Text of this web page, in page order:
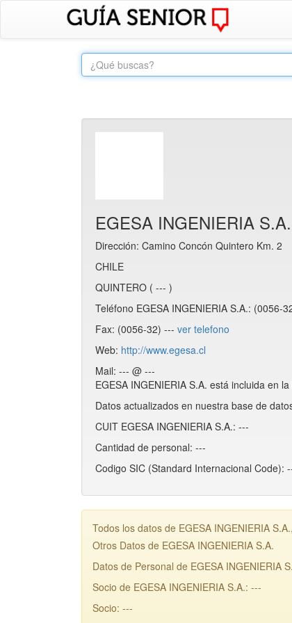
EGESA INGENIERIA S.A.
Dirección: Camino Concón Quintero Km. 2
CHILE
QUINTERO ( --- )
Teléfono EGESA INGENIERIA S.A.: (0056-
Fax: (0056-32) --- ver telefono
Web: http://www.egesa.cl
Mail: --- @ ---
EGESA INGENIERIA S.A. está incluida en la
Datos actualizados en nuestra base de
CUIT EGESA INGENIERIA S.A.: ---
Cantidad de personal: ---
Codigo SIC (Standard Internacional Code):
Todos los datos de EGESA INGENIERIA
Otros Datos de EGESA INGENIERIA S.A.
Datos de Personal de EGESA INGENIERIA
Socio de EGESA INGENIERIA S.A.: ---
Socio: ---